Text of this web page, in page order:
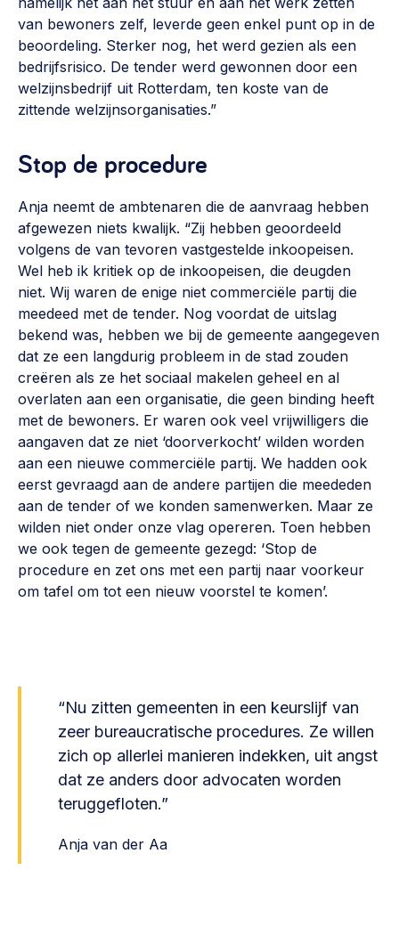
van bewoners zelf, leverde geen enkel punt op in de
beoordeling. Sterker nog, het werd gezien als een
bedrijfsrisico. De tender werd gewonnen door een
welzijnsbedrijf uit Rotterdam, ten koste van de
zittende welzijnsorganisaties.”
Stop de procedure
Anja neemt de ambtenaren die de aanvraag hebben
afgewezen niets kwalijk. “Zij hebben geoordeeld
volgens de van tevoren vastgestelde inkoopeisen.
Wel heb ik kritiek op de inkoopeisen, die deugden
niet. Wij waren de enige niet commerciële partij die
meedeed met de tender. Nog voordat de uitslag
bekend was, hebben we bij de gemeente aangegeven
dat ze een langdurig probleem in de stad zouden
creëren als ze het sociaal makelen geheel en al
overlaten aan een organisatie, die geen binding heeft
met de bewoners. Er waren ook veel vrijwilligers die
aangaven dat ze niet ‘doorverkocht’ wilden worden
aan een nieuwe commerciële partij. We hadden ook
eerst gevraagd aan de andere partijen die meededen
aan de tender of we konden samenwerken. Maar ze
wilden niet onder onze vlag opereren. Toen hebben
we ook tegen de gemeente gezegd: ‘Stop de
procedure en zet ons met een partij naar voorkeur
om tafel om tot een nieuw voorstel te komen’.
“Nu zitten gemeenten in een keurslijf van
zeer bureaucratische procedures. Ze willen
zich op allerlei manieren indekken, uit angst
dat ze anders door advocaten worden
teruggefloten.”
Anja van der Aa